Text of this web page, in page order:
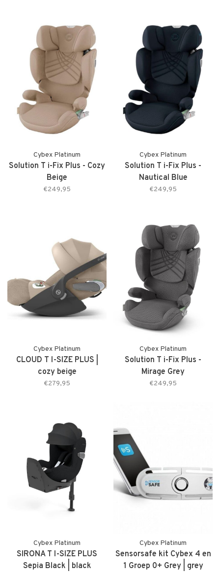
Cybex Platinum
Solution T i-Fix Plus - Cozy
Beige
€249,95
Cybex Platinum
Solution T i-Fix Plus -
Nautical Blue
€249,95
Cybex Platinum
CLOUD T I-SIZE PLUS |
cozy beige
€279,95
Cybex Platinum
Solution T i-Fix Plus -
Mirage Grey
€249,95
Cybex Platinum
SIRONA T I-SIZE PLUS
Sepia Black | black
Cybex Platinum
Sensorsafe kit Cybex 4 en
1 Groep 0+ Grey | grey